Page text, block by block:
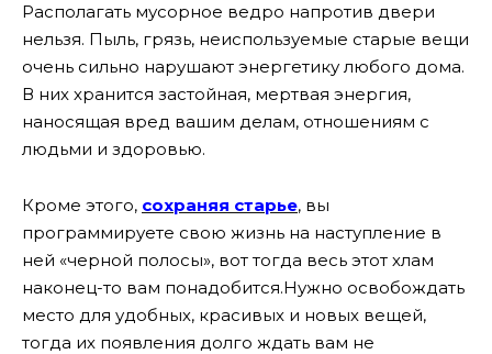
Располагать мусорное ведро напротив двери
нельзя. Пыль, грязь, неиспользуемые старые вещи
очень сильно нарушают энергетику любого дома.
В них хранится застойная, мертвая энергия,
наносящая вред вашим делам, отношениям с
людьми и здоровью.
Кроме этого, сохраняя старье, вы
программируете свою жизнь на наступление в
ней «черной полосы», вот тогда весь этот хлам
наконец-то вам понадобится.Нужно освобождать
место для удобных, красивых и новых вещей,
тогда их появления долго ждать вам не